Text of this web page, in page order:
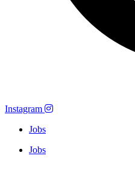
Instagram
Jobs
Jobs